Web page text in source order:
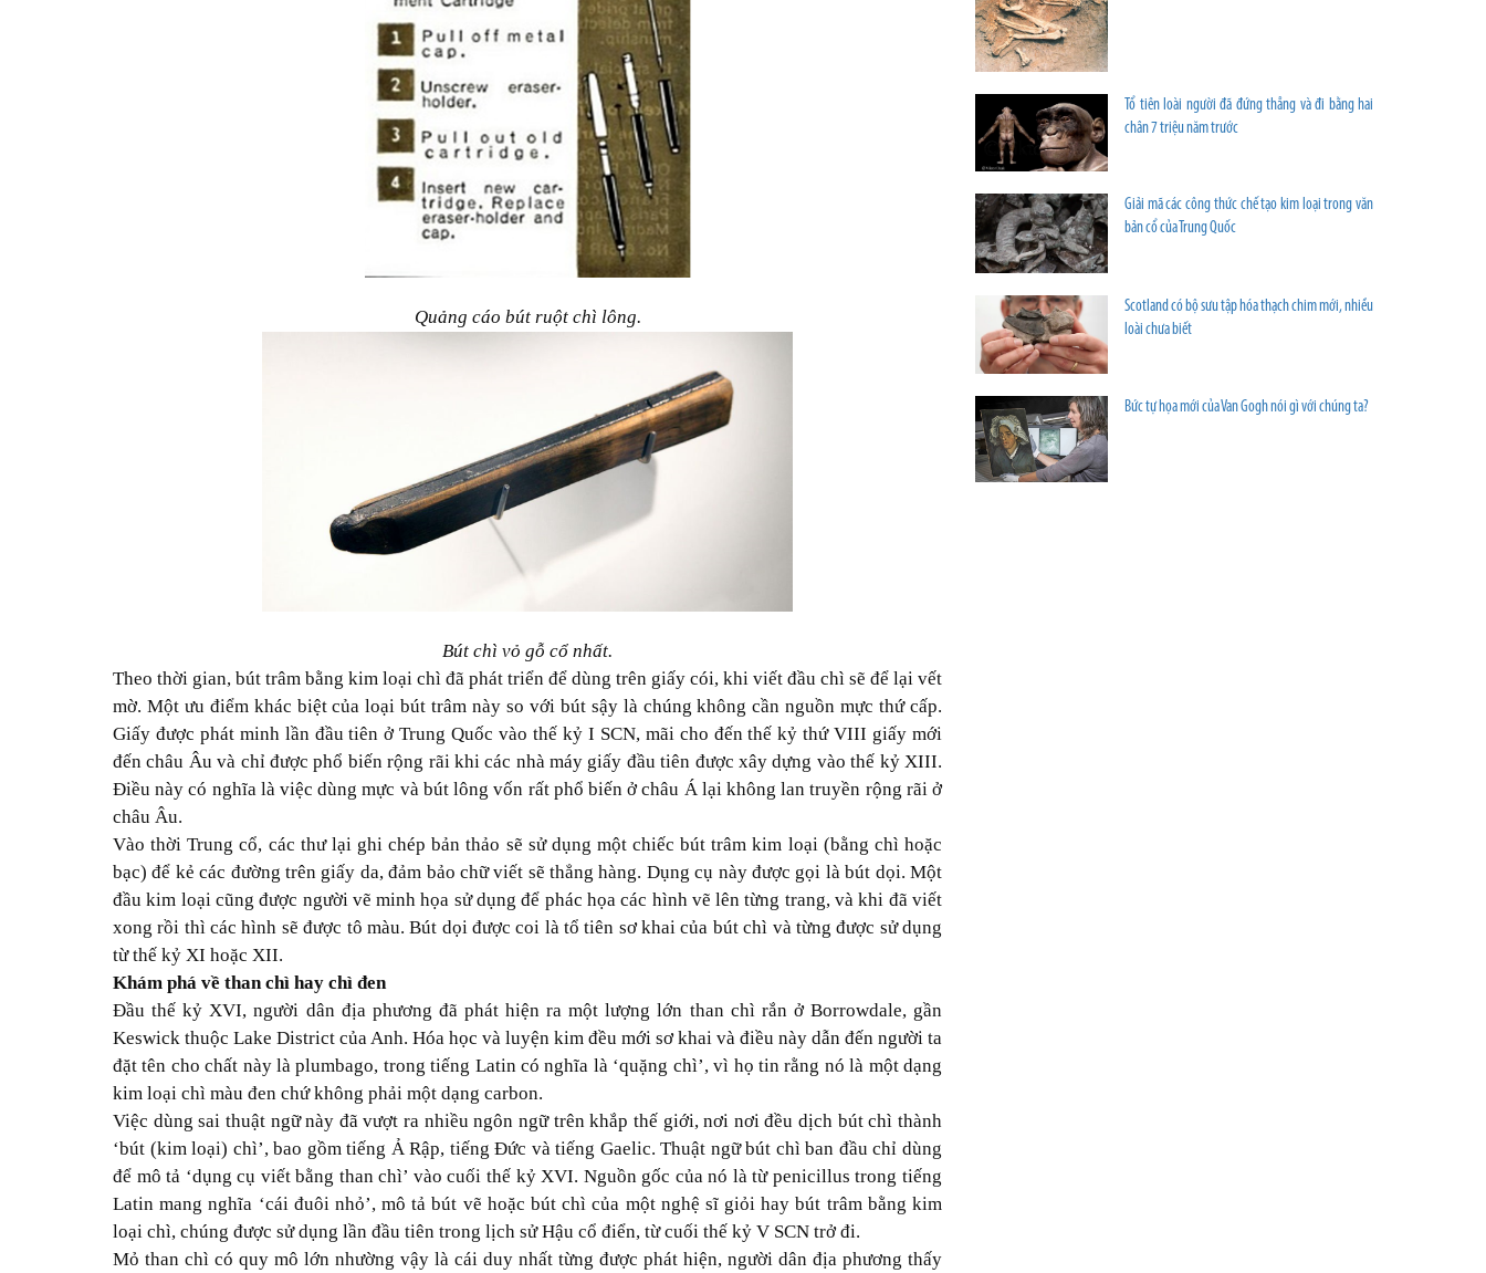
Quảng cáo bút ruột chì lông.
Bút chì vỏ gỗ cổ nhất.
Theo thời gian, bút trâm bằng kim loại chì đã phát triển để dùng trên giấy cói, khi viết đầu chì sẽ để lại vết
mờ. Một ưu điểm khác biệt của loại bút trâm này so với bút sậy là chúng không cần nguồn mực thứ cấp.
Giấy được phát minh lần đầu tiên ở Trung Quốc vào thế kỷ I SCN, mãi cho đến thế kỷ thứ VIII giấy mới
đến châu Âu và chỉ được phổ biến rộng rãi khi các nhà máy giấy đầu tiên được xây dựng vào thế kỷ XIII.
Điều này có nghĩa là việc dùng mực và bút lông vốn rất phổ biến ở châu Á lại không lan truyền rộng rãi ở
châu Âu.
Vào thời Trung cổ, các thư lại ghi chép bản thảo sẽ sử dụng một chiếc bút trâm kim loại (bằng chì hoặc
bạc) để kẻ các đường trên giấy da, đảm bảo chữ viết sẽ thẳng hàng. Dụng cụ này được gọi là bút dọi. Một
đầu kim loại cũng được người vẽ minh họa sử dụng để phác họa các hình vẽ lên từng trang, và khi đã viết
xong rồi thì các hình sẽ được tô màu. Bút dọi được coi là tổ tiên sơ khai của bút chì và từng được sử dụng
từ thế kỷ XI hoặc XII.
Khám phá về than chì hay chì đen
Đầu thế kỷ XVI, người dân địa phương đã phát hiện ra một lượng lớn than chì rắn ở Borrowdale, gần
Keswick thuộc Lake District của Anh. Hóa học và luyện kim đều mới sơ khai và điều này dẫn đến người ta
đặt tên cho chất này là plumbago, trong tiếng Latin có nghĩa là ‘quặng chì’, vì họ tin rằng nó là một dạng
kim loại chì màu đen chứ không phải một dạng carbon.
Việc dùng sai thuật ngữ này đã vượt ra nhiều ngôn ngữ trên khắp thế giới, nơi nơi đều dịch bút chì thành
‘bút (kim loại) chì’, bao gồm tiếng Ả Rập, tiếng Đức và tiếng Gaelic. Thuật ngữ bút chì ban đầu chỉ dùng
để mô tả ‘dụng cụ viết bằng than chì’ vào cuối thế kỷ XVI. Nguồn gốc của nó là từ penicillus trong tiếng
Latin mang nghĩa ‘cái đuôi nhỏ’, mô tả bút vẽ hoặc bút chì của một nghệ sĩ giỏi hay bút trâm bằng kim
loại chì, chúng được sử dụng lần đầu tiên trong lịch sử Hậu cổ điển, từ cuối thế kỷ V SCN trở đi.
Mỏ than chì có quy mô lớn nhường vậy là cái duy nhất từng được phát hiện, người dân địa phương thấy
Tổ tiên loài người đã đứng thẳng và đi bằng hai
chân 7 triệu năm trước
Giải mã các công thức chế tạo kim loại trong văn
bản cổ của Trung Quốc
Scotland có bộ sưu tập hóa thạch chim mới, nhiều
loài chưa biết
Bức tự họa mới của Van Gogh nói gì với chúng ta?